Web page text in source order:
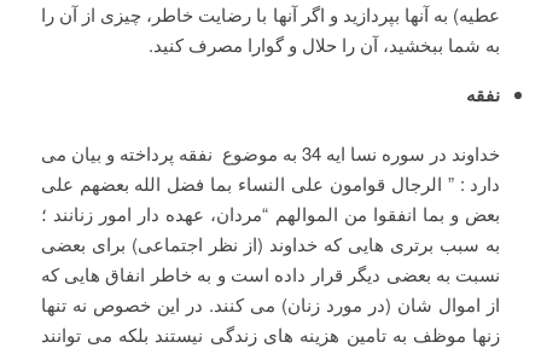
عطیه) به آنها بپردازید و اگر آنها با رضایت خاطر، چیزی از آن را
به شما ببخشید، آن را حلال و گوارا مصرف کنید.
نفقه
خداوند در سوره نسا ایه 34 به موضوع نفقه پرداخته و بیان می
دارد : ” الرجال قوامون علی النساء بما فضل الله بعضهم علی
بعض و بما انفقوا من الموالهم “مردان، عهده دار امور زنانند ؛
به سبب برتری هایی که خداوند (از نظر اجتماعی) برای بعضی
نسبت به بعضی دیگر قرار داده است و به خاطر انفاق هایی که
از اموال شان (در مورد زنان) می کنند. در این خصوص نه تنها
زنها موظف به تامین هزینه های زندگی نیستند بلکه می توانند